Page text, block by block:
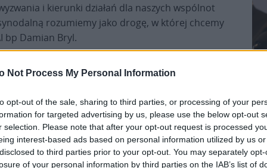
Not Process My Personal Information
opt-out of the sale, sharing to third parties, or processing of your
for targeted advertising by us, please use the below opt-out
selection. Please note that after your opt-out request is processed
interest-based ads based on personal information utilized by us
to third parties prior to your opt-out. You may separately
of your personal information by third parties on the IAB’s list of
i kierunki działań dla naszych wspólnot
rozumiemy jako drogę, w której chcemy
bp Damian Bryl.
Słowa Bożego i zapoznaniu się z